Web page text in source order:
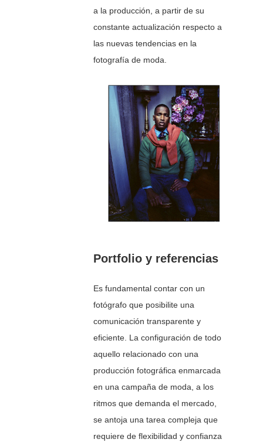
a la producción, a partir de su
constante actualización respecto a
las nuevas tendencias en la
fotografía de moda.
Portfolio y referencias
Es fundamental contar con un
fotógrafo que posibilite una
comunicación transparente y
eficiente. La configuración de todo
aquello relacionado con una
producción fotográfica enmarcada
en una campaña de moda, a los
ritmos que demanda el mercado,
se antoja una tarea compleja que
requiere de flexibilidad y confianza